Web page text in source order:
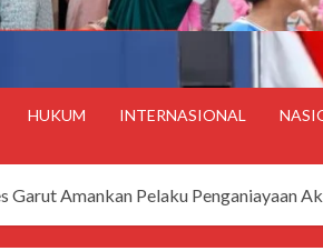
HUKUM INTERNASIONAL
Garut Amankan Pelaku Penganiayaan